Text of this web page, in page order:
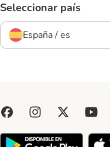
Seleccionar país
España / es